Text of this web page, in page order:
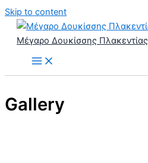
Skip to content
Μέγαρο Δουκίσσης Πλακεντίας
Gallery